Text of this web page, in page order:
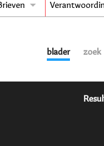
blader zoek